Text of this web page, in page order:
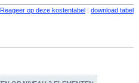
Reageer op deze kostentabel | download tabel